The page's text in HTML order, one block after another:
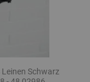
Schwarz